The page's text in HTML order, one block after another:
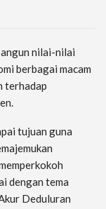
nilai-nilai
berbagai macam
terhadap
tujuan guna
dengan tema
Deduluran